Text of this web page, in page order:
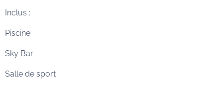
Inclus :
Piscine
Sky Bar
Salle de sport